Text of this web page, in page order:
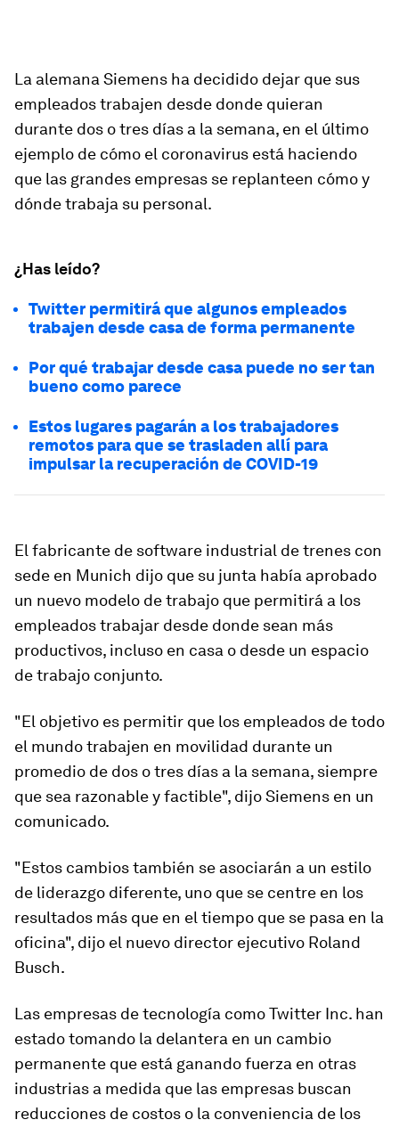
La alemana Siemens ha decidido dejar que sus
empleados trabajen desde donde quieran
durante dos o tres días a la semana, en el último
ejemplo de cómo el coronavirus está haciendo
que las grandes empresas se replanteen cómo y
dónde trabaja su personal.
¿Has leído?
Twitter permitirá que algunos empleados
trabajen desde casa de forma permanente
Por qué trabajar desde casa puede no ser tan
bueno como parece
Estos lugares pagarán a los trabajadores
remotos para que se trasladen allí para
impulsar la recuperación de COVID-19
El fabricante de software industrial de trenes con
sede en Munich dijo que su junta había aprobado
un nuevo modelo de trabajo que permitirá a los
empleados trabajar desde donde sean más
productivos, incluso en casa o desde un espacio
de trabajo conjunto.
"El objetivo es permitir que los empleados de todo
el mundo trabajen en movilidad durante un
promedio de dos o tres días a la semana, siempre
que sea razonable y factible", dijo Siemens en un
comunicado.
"Estos cambios también se asociarán a un estilo
de liderazgo diferente, uno que se centre en los
resultados más que en el tiempo que se pasa en la
oficina", dijo el nuevo director ejecutivo Roland
Busch.
Las empresas de tecnología como Twitter Inc. han
estado tomando la delantera en un cambio
permanente que está ganando fuerza en otras
industrias a medida que las empresas buscan
reducciones de costos o la conveniencia de los